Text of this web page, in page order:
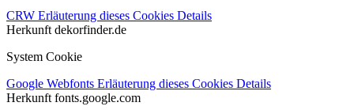
CRW Erläuterung dieses Cookies Details
Herkunft dekorfinder.de
System Cookie
Google Webfonts Erläuterung dieses Cookies Details
Herkunft fonts.google.com